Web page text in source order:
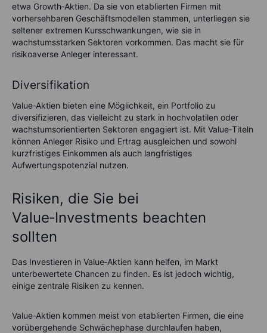
etwa Growth‑Aktien. Da sie von etablierten Firmen mit
vorhersehbaren Geschäftsmodellen stammen, unterliegen sie
seltener extremen Kursschwankungen, wie sie in
wachstumsstarken Sektoren vorkommen. Das macht sie für
risikoaverse Anleger interessant.
Diversifikation
Value‑Aktien bieten eine Möglichkeit, ein Portfolio zu
diversifizieren, das vielleicht zu stark in hochvolatilen oder
wachstumsorientierten Sektoren engagiert ist. Mit Value‑Titeln
können Anleger Risiko und Ertrag ausgleichen und sowohl
kurzfristiges Einkommen als auch langfristiges
Aufwertungspotenzial nutzen.
Risiken, die Sie bei
Value‑Investments beachten
sollten
Das Investieren in Value‑Aktien kann helfen, im Markt
unterbewertete Chancen zu finden. Es ist jedoch wichtig,
einige zentrale Risiken zu kennen.
Value‑Aktien kommen meist von etablierten Firmen, die eine
vorübergehende Schwächephase durchlaufen haben,